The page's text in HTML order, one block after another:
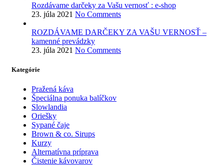
Rozdávame darčeky za Vašu vernosť : e-shop
23. júla 2021 No Comments
ROZDÁVAME DARČEKY ZA VAŠU VERNOSŤ –
kamenné prevádzky
23. júla 2021 No Comments
Kategórie
Pražená káva
Špeciálna ponuka balíčkov
Slowlandia
Oriešky
Sypané čaje
Brown & co. Sirups
Kurzy
Alternatívna príprava
Čistenie kávovarov